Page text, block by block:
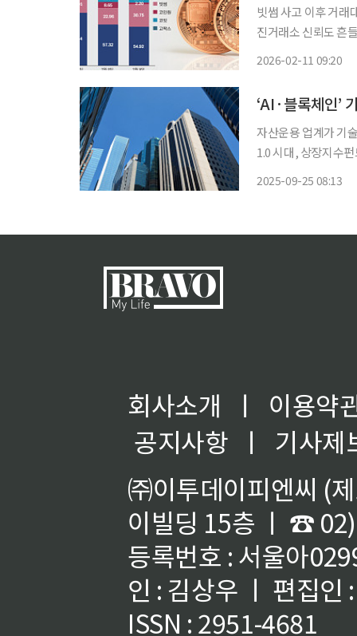
빗썸 사고 이후 거
진거래소 신뢰도 흔들리면 점유율
2026-02-11 09:20
‘AI·블록체인’
자산운용 업계가 기
1.0 시대, 상장지수
2025-09-25 08:13
회사소개 ㅣ
이용약
공지사항
ㅣ
기사제
㈜이투데이피엔씨 (
이빌딩 15층 ㅣ ☎
등록번호 : 서울아
인 : 김상우 ㅣ 편집인
ISSN : 2951-4681